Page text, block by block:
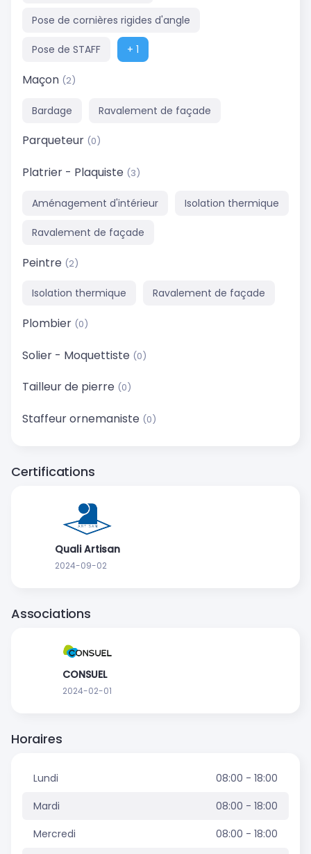
Pose de cornières rigides d'angle
Pose de STAFF + 1
Maçon (2)
Bardage Ravalement de façade
Parqueteur (0)
Platrier - Plaquiste (3)
Aménagement d'intérieur Isolation thermique
Ravalement de façade
Peintre (2)
Isolation thermique Ravalement de façade
Plombier (0)
Solier - Moquettiste (0)
Tailleur de pierre (0)
Staffeur ornemaniste (0)
Certifications
Quali Artisan
2024-09-02
Associations
CONSUEL
2024-02-01
Horaires
Lundi
08:00 - 18:00
Mardi
08:00 - 18:00
Mercredi
08:00 - 18:00